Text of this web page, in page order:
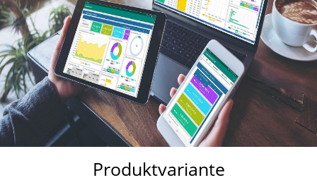
Produktvariante